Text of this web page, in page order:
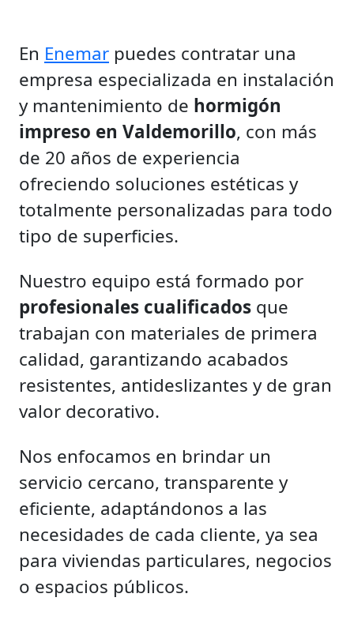
En Enemar puedes contratar una
empresa especializada en instalación
y mantenimiento de hormigón
impreso en Valdemorillo, con más
de 20 años de experiencia
ofreciendo soluciones estéticas y
totalmente personalizadas para todo
tipo de superficies.
Nuestro equipo está formado por
profesionales cualificados que
trabajan con materiales de primera
calidad, garantizando acabados
resistentes, antideslizantes y de gran
valor decorativo.
Nos enfocamos en brindar un
servicio cercano, transparente y
eficiente, adaptándonos a las
necesidades de cada cliente, ya sea
para viviendas particulares, negocios
o espacios públicos.